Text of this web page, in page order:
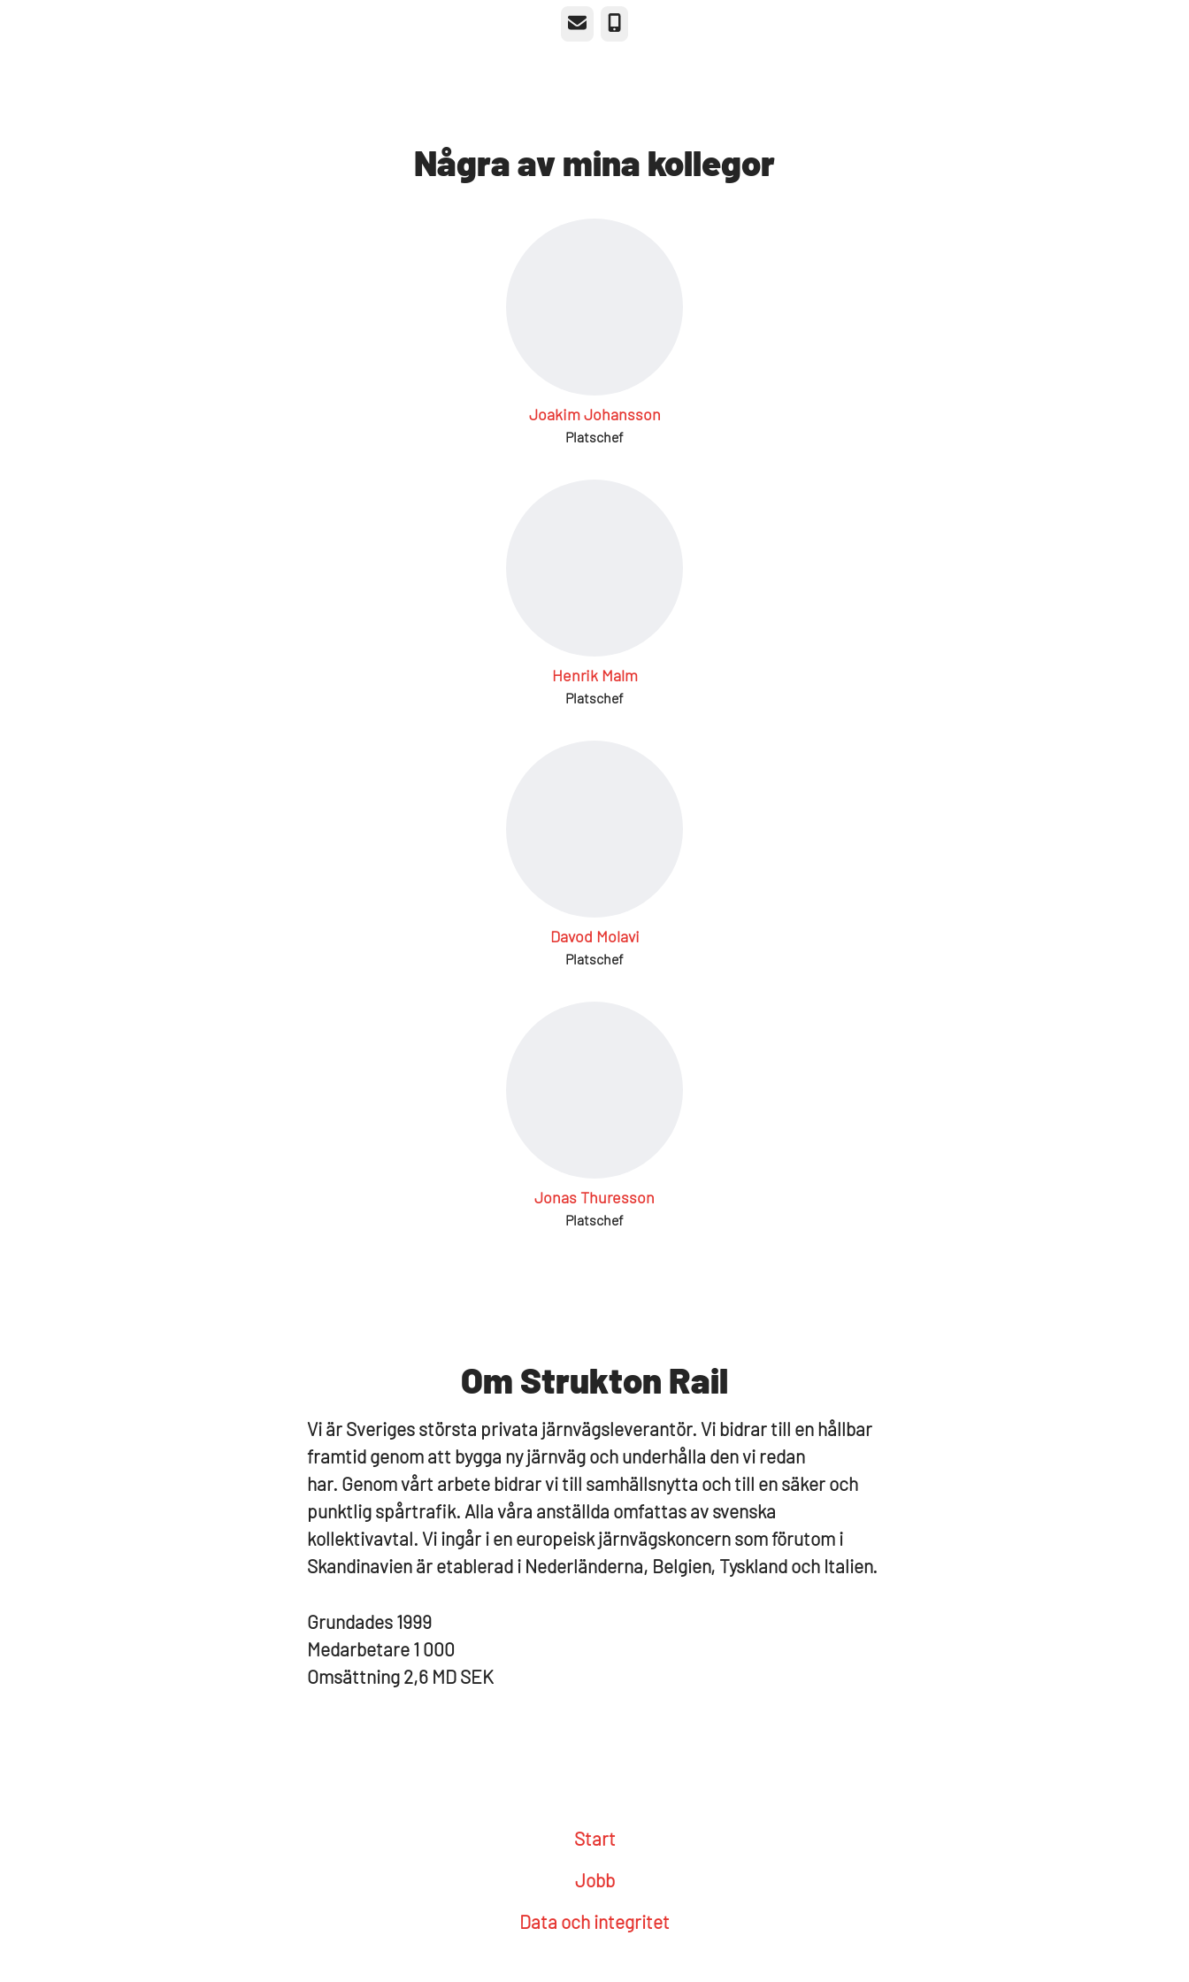
E-post Telefon
Några av mina kollegor
Joakim Johansson
Platschef
Henrik Malm
Platschef
Davod Molavi
Platschef
Jonas Thuresson
Platschef
Om Strukton Rail
Vi är Sveriges största privata järnvägsleverantör. Vi bidrar till en hållbar
framtid genom att bygga ny järnväg och underhålla den vi redan
har. Genom vårt arbete bidrar vi till samhällsnytta och till en säker och
punktlig spårtrafik. Alla våra anställda omfattas av svenska
kollektivavtal. Vi ingår i en europeisk järnvägskoncern som förutom i
Skandinavien är etablerad i Nederländerna, Belgien, Tyskland och Italien.
Grundades 1999
Medarbetare 1 000
Omsättning 2,6 MD SEK
Start
Jobb
Data och integritet